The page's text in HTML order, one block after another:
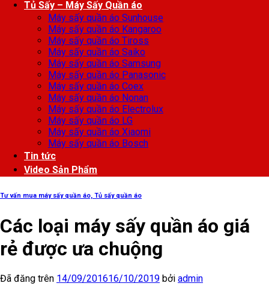
Tủ Sấy – Máy Sấy Quần áo
Máy sấy quần áo Sunhouse
Máy sấy quần áo Kangaroo
Máy sấy quần áo Tiross
Máy sấy quần áo Saiko
Máy sấy quần áo Samsung
Máy sấy quần áo Panasonic
Máy sấy quần áo Coex
Máy sấy quần áo Nonan
Máy sấy quần áo Electrolux
Máy sấy quần áo LG
Máy sấy quần áo Xiaomi
Máy sấy quần áo Bosch
Tin tức
Video Sản Phẩm
Tư vấn mua máy sấy quần áo, Tủ sấy quần áo
Các loại máy sấy quần áo giá
rẻ được ưa chuộng
Đã đăng trên 14/09/201616/10/2019 bởi admin